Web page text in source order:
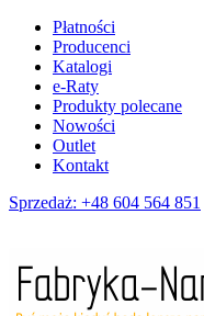
Płatności
Producenci
Katalogi
e-Raty
Produkty polecane
Nowości
Outlet
Kontakt
Sprzedaż: +48 604 564 851